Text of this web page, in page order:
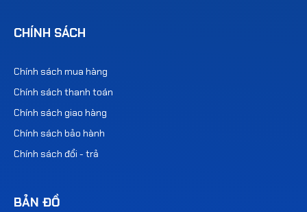
CHÍNH SÁCH
Chính sách mua hàng
Chính sách thanh toán
Chính sách giao hàng
Chính sách bảo hành
Chính sách đổi - trả
BẢN ĐỒ